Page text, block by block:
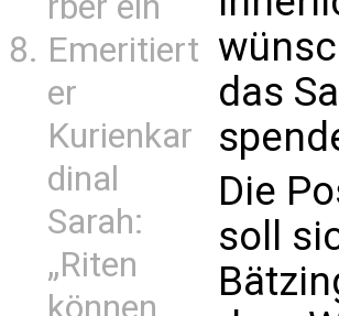
Emeritiert
er
Kurienkar
dinal
Sarah:
„Riten
können
das
Die
soll